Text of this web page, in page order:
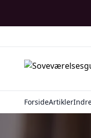
ForsideArtikler